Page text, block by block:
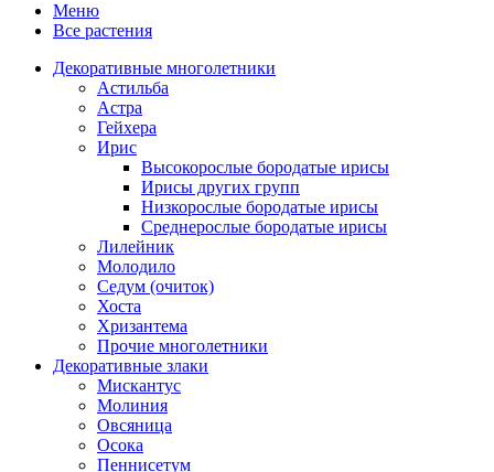
Меню
Все растения
Декоративные многолетники
Астильба
Астра
Гейхера
Ирис
Высокорослые бородатые ирисы
Ирисы других групп
Низкорослые бородатые ирисы
Среднерослые бородатые ирисы
Лилейник
Молодило
Седум (очиток)
Хоста
Хризантема
Прочие многолетники
Декоративные злаки
Мискантус
Молиния
Овсяница
Осока
Пеннисетум